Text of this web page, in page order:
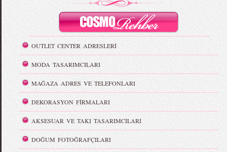
OUTLET CENTER ADRESLERİ
MODA TASARIMCILARI
MAĞAZA ADRES VE TELEFONLARI
DEKORASYON FİRMALARI
AKSESUAR VE TAKI TASARIMCILARI
DOĞUM FOTOĞRAFÇILARI